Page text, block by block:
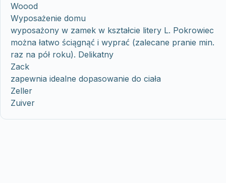
Woood
Wyposażenie domu
wyposażony w zamek w kształcie litery L. Pokrowiec
można łatwo ściągnąć i wyprać (zalecane pranie min.
raz na pół roku). Delikatny
Zack
zapewnia idealne dopasowanie do ciała
Zeller
Zuiver